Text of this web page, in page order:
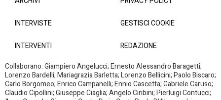
INTERVISTE
INTERVENTI
GESTISCI COOKIE
REDAZIONE
Collaborano: Giampiero Angelucci; Ernesto Alessandro Baragetti;
Lorenzo Bardelli; Mariagrazia Barletta; Lorenzo Bellicini; Paolo Biscaro;
Carlo Borgomeo; Enrico Campanelli; Ennio Cascetta; Gabriele Caruso;
Claudio Cipollini; Giuseppe Ciaglia; Angelo Ciribini; Pierluigi Contucci;